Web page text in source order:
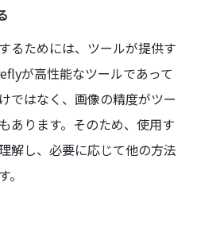
るためには、ツールが提供す
が高性能なツールであって
ではなく、画像の精度がツー
あります。そのため、使用す
解し、必要に応じて他の方法